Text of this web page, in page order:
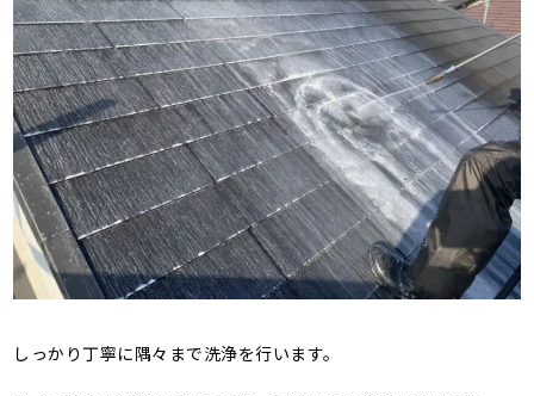
しっかり丁寧に隅々まで洗浄を行います。